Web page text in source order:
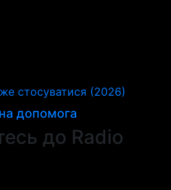
стосуватися (2026)
допомога
до Radio